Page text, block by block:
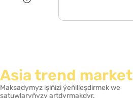
Asia trend market
Maksadymyz işiňizi ýeňilleşdirmek we
satuwlaryňyzy artdyrmakdyr.